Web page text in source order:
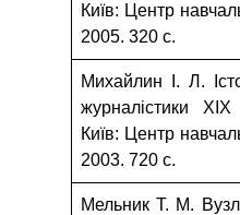
Київ: Центр
2005. 320 с.
Михайлин І. Л.
журналістики XIX
Київ: Центр
2003. 720 с.
Мельник Т. М.